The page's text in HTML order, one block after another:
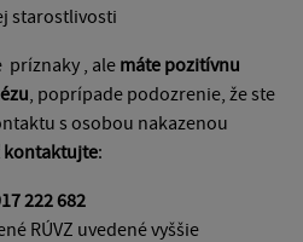
starostlivosti
príznaky , ale máte pozitívnu
, poprípade podozrenie, že ste
s osobou nakazenou
kontaktujte:
222 682
RÚVZ uvedené vyššie